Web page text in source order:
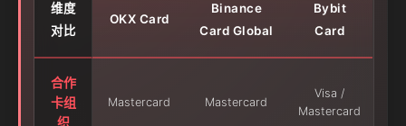
维度
对比
OKX Card
Binance
Card Global
Bybit
Card
合作
卡组
织
Mastercard Mastercard
Visa /
Mastercard